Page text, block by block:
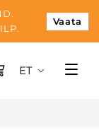
Vaata
ET